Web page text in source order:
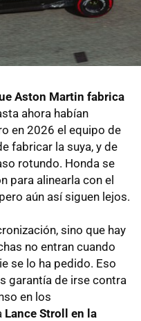
Aston Martin fabrica
ahora habían
en 2026 el equipo de
fabricar la suya, y de
rotundo. Honda se
para alinearla con el
aún así siguen lejos.
sino que hay
no entran cuando
se lo ha pedido. Eso
garantía de irse contra
en los
Lance Stroll en la